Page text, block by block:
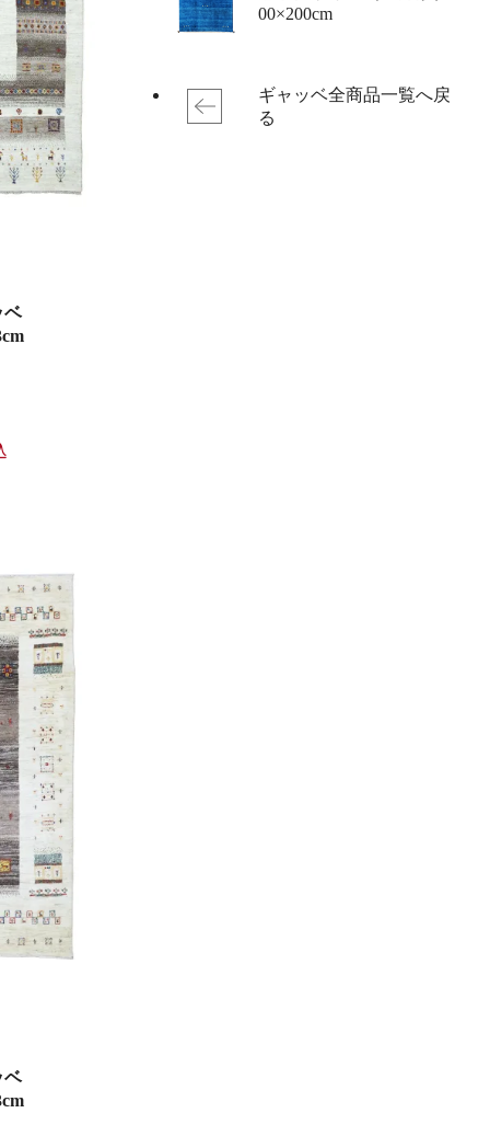
ベ
ベ
00×200cm
ギャッベ全商品一覧へ戻
る